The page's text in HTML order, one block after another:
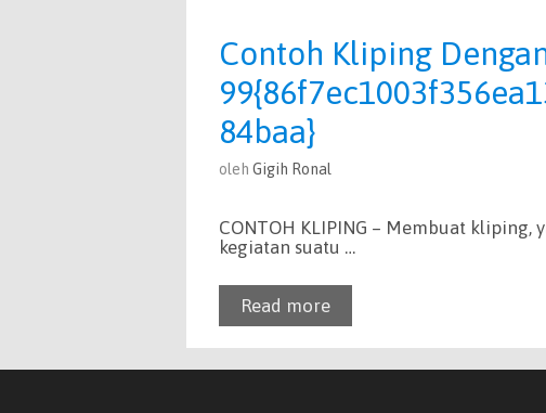
Contoh Kliping
84baa}
oleh Gigih Ronal
CONTOH KLIPING – Membuat
kegiatan suatu …
Read more